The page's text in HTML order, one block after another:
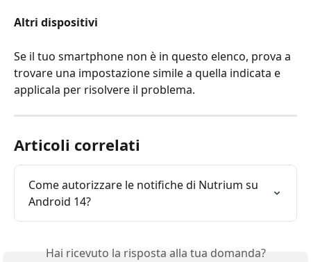
Altri dispositivi
Se il tuo smartphone non è in questo elenco, prova a
trovare una impostazione simile a quella indicata e
applicala per risolvere il problema.
Articoli correlati
Come autorizzare le notifiche di Nutrium su
Android 14?
Hai ricevuto la risposta alla tua domanda?